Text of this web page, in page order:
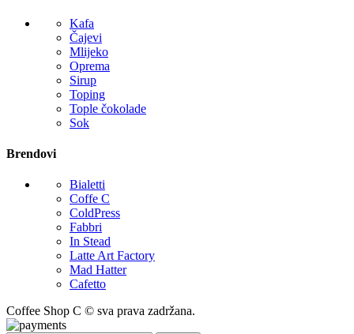
Kafa
Čajevi
Mlijeko
Oprema
Sirup
Toping
Tople čokolade
Sok
Brendovi
Bialetti
Coffe C
ColdPress
Fabbri
In Stead
Latte Art Factory
Mad Hatter
Cafetto
Coffee Shop C © sva prava zadržana.